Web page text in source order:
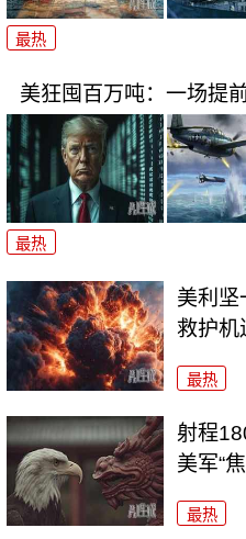
最热
美狂囤百万吨：一场提
最热
美利坚
救护机
最热
射程
美军“
最热